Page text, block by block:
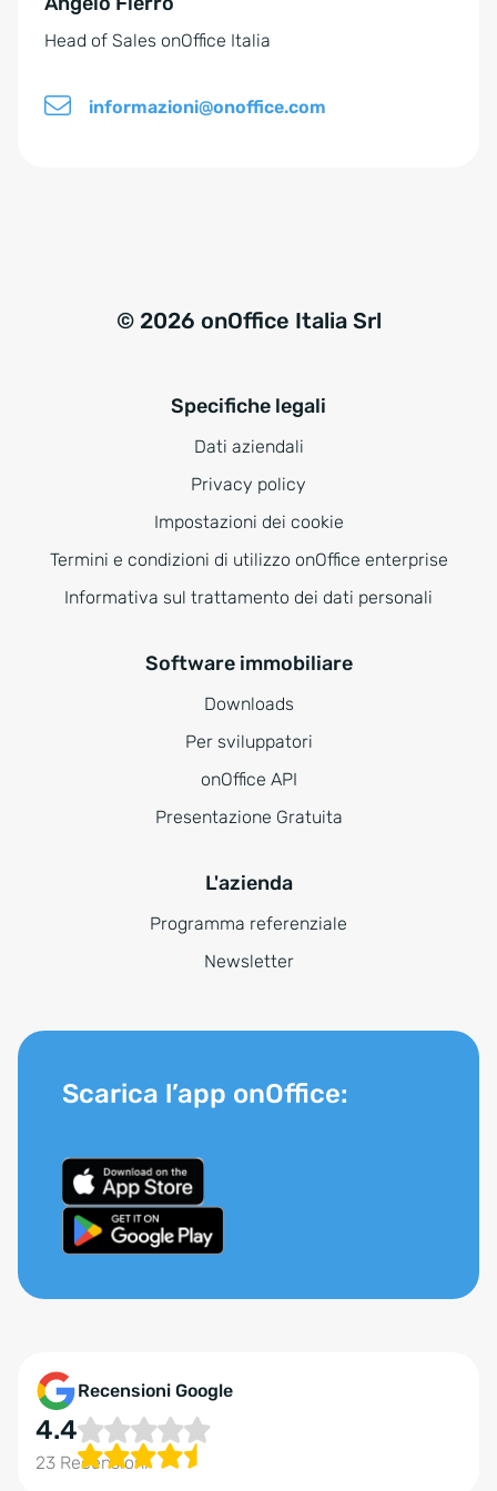
:
Head of Sales onOffice Italia
informazioni@onoffice.com
© 2026 onOffice Italia Srl
Specifiche legali
Dati aziendali
Privacy policy
Impostazioni dei cookie
Termini e condizioni di utilizzo onOffice enterprise
Informativa sul trattamento dei dati personali
Software immobiliare
Downloads
Per sviluppatori
onOffice API
Presentazione Gratuita
L'azienda
Programma referenziale
Newsletter
Recensioni Google
4.4
23 Recensioni
Scarica l’app onOffice: